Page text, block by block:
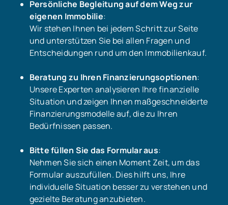
Persönliche Begleitung auf dem Weg zur
eigenen Immobilie:
Wir stehen Ihnen bei jedem Schritt zur Seite
und unterstützen Sie bei allen Fragen und
Entscheidungen rund um den Immobilienkauf.
Beratung zu Ihren Finanzierungsoptionen:
Unsere Experten analysieren Ihre finanzielle
Situation und zeigen Ihnen maßgeschneiderte
Finanzierungsmodelle auf, die zu Ihren
Bedürfnissen passen.
Bitte füllen Sie das Formular aus:
Nehmen Sie sich einen Moment Zeit, um das
Formular auszufüllen. Dies hilft uns, Ihre
individuelle Situation besser zu verstehen und
gezielte Beratung anzubieten.